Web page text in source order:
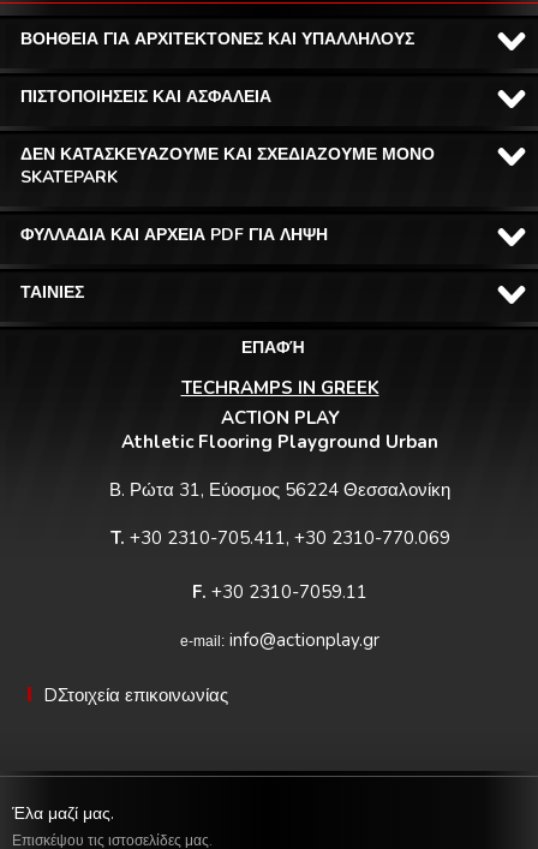
ΒΟΗΘΕΙΑ ΓΙΑ ΑΡΧΙΤΕΚΤΟΝΕΣ ΚΑΙ ΥΠΑΛΛΗΛΟΥΣ
ΠΙΣΤΟΠΟΙΗΣΕΙΣ ΚΑΙ ΑΣΦΑΛΕΙΑ
ΔΕΝ ΚΑΤΑΣΚΕΥΑΖΟΥΜΕ ΚΑΙ ΣΧΕΔΙΑΖΟΥΜΕ ΜΟΝΟ
SKATEPARK
ΦΥΛΛΑΔΙΑ ΚΑΙ ΑΡΧΕΙΑ PDF ΓΙΑ ΛΗΨΗ
ΤΑΙΝΙΕΣ
ΕΠΑΦΉ
TECHRAMPS IN GREEK
ACTION PLAY
Athletic Flooring Playground Urban
Β. Ρώτα 31, Εύοσμος 56224 Θεσσαλονίκη
T. +30 2310-705.411, +30 2310-770.069
F. +30 2310-7059.11
e-mail: info@actionplay.gr
DΣτοιχεία επικοινωνίας
Έλα μαζί μας.
Επισκέψου τις ιστοσελίδες μας.